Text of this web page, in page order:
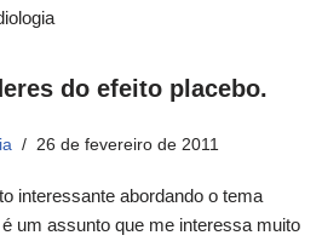
do efeito placebo.
26 de fevereiro de 2011
interessante abordando o tema
um assunto que me interessa muito